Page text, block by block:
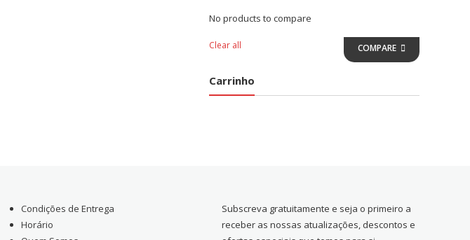
No products to compare
Clear all COMPARE
Carrinho
Condições de Entrega
Horário
Subscreva gratuitamente e seja o primeiro a
receber as nossas atualizações, descontos e